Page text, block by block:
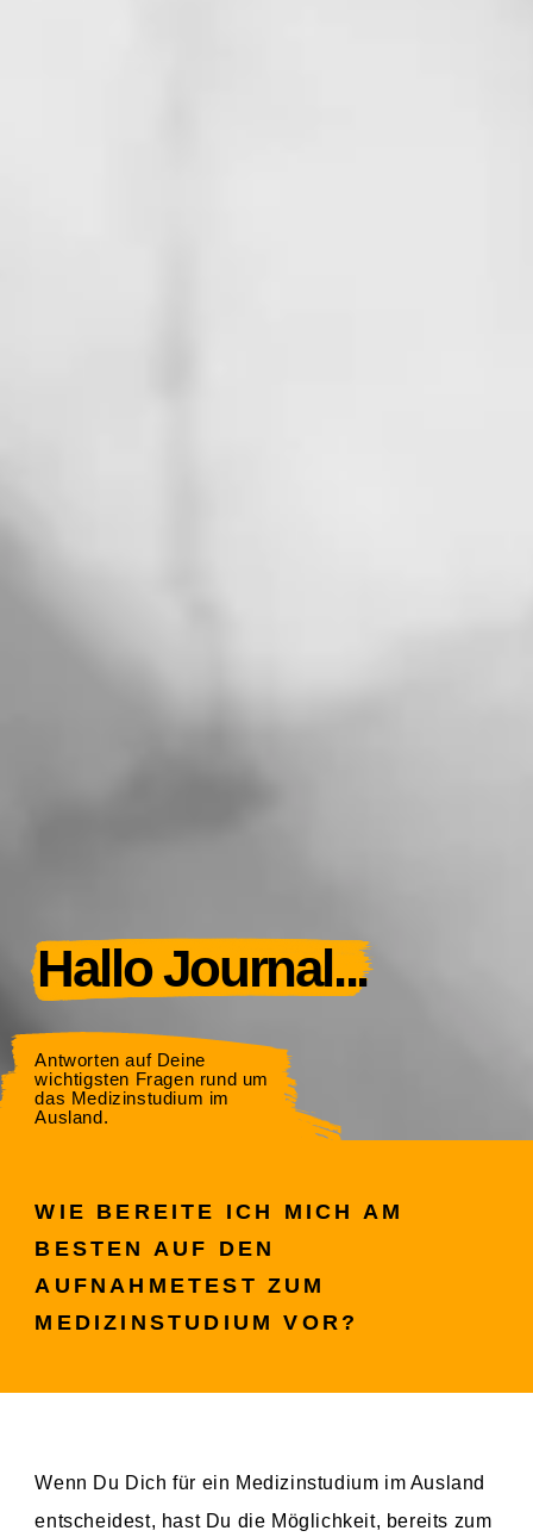
Hallo Journal...
Antworten auf Deine
wichtigsten Fragen rund um
das Medizinstudium im
Ausland.
WIE BEREITE ICH MICH AM
BESTEN AUF DEN
AUFNAHMETEST ZUM
MEDIZINSTUDIUM VOR?
Wenn Du Dich für ein Medizinstudium im Ausland
entscheidest, hast Du die Möglichkeit, bereits zum